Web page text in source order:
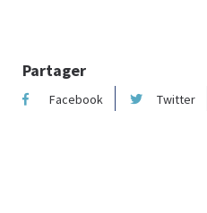
Partager
Facebook Twitter